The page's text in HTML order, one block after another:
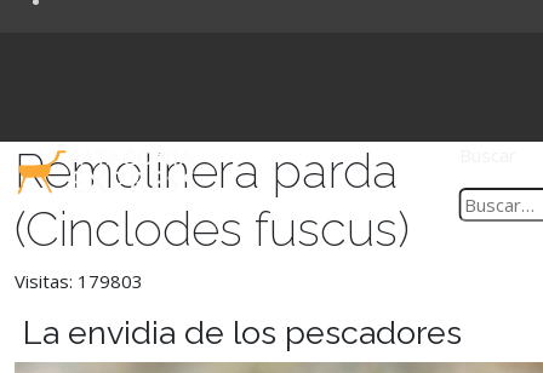
Remolinera parda
(Cinclodes fuscus)
Visitas: 179803
La envidia de los pescadores